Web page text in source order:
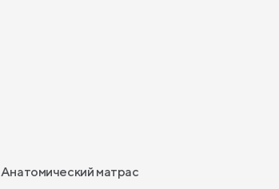
Анатомический матрас